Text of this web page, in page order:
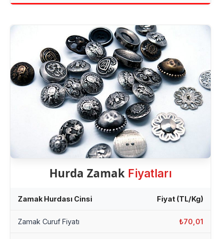
Hurda Zamak Fiyatları
Zamak Hurdası Cinsi Fiyat (TL/Kg)
Zamak Curuf Fiyatı ₺70,01